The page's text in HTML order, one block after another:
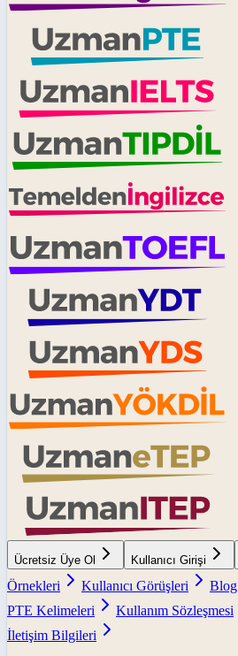
Ücretsiz Üye Ol Kullanıcı Girişi
Örnekleri
Kullanıcı Görüşleri Blog
PTE Kelimeleri
Kullanım Sözleşmesi
İletişim Bilgileri